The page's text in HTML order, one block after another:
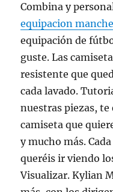
Combina y
equipacion
equipación de
guste. Las
resistente que
cada lavado.
nuestras piezas,
camiseta que
y mucho más.
queréis ir viendo
Visualizar. Kylian